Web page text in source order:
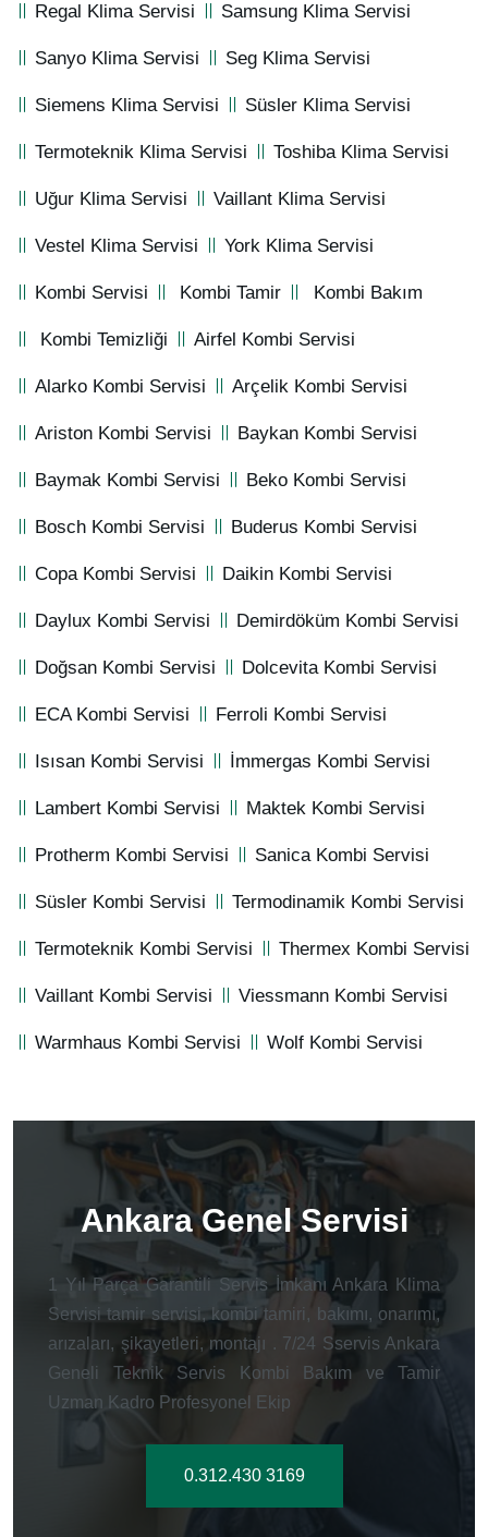
Regal Klima Servisi Samsung Klima Servisi
Sanyo Klima Servisi Seg Klima Servisi
Siemens Klima Servisi Süsler Klima Servisi
Termoteknik Klima Servisi Toshiba Klima Servisi
Uğur Klima Servisi Vaillant Klima Servisi
Vestel Klima Servisi York Klima Servisi
Kombi Servisi Kombi Tamir Kombi Bakım
Kombi Temizliği Airfel Kombi Servisi
Alarko Kombi Servisi Arçelik Kombi Servisi
Ariston Kombi Servisi Baykan Kombi Servisi
Baymak Kombi Servisi Beko Kombi Servisi
Bosch Kombi Servisi Buderus Kombi Servisi
Copa Kombi Servisi Daikin Kombi Servisi
Daylux Kombi Servisi Demirdöküm Kombi Servisi
Doğsan Kombi Servisi Dolcevita Kombi Servisi
ECA Kombi Servisi Ferroli Kombi Servisi
Isısan Kombi Servisi İmmergas Kombi Servisi
Lambert Kombi Servisi Maktek Kombi Servisi
Protherm Kombi Servisi Sanica Kombi Servisi
Süsler Kombi Servisi Termodinamik Kombi Servisi
Termoteknik Kombi Servisi Thermex Kombi Servisi
Vaillant Kombi Servisi Viessmann Kombi Servisi
Warmhaus Kombi Servisi Wolf Kombi Servisi
Ankara Genel Servisi
1 Yıl Parça Garantili Servis İmkanı Ankara Klima
Servisi tamir servisi, kombi tamiri, bakımı, onarımı,
arızaları, şikayetleri, montajı . 7/24 Sservis Ankara
Geneli Teknik Servis Kombi Bakım ve Tamir
Uzman Kadro Profesyonel Ekip
0.312.430 3169